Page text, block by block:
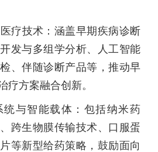
疗技术：涵盖早期疾病诊断
发与多组学分析、人工智能
、伴随诊断产品等，推动早
疗方案融合创新。
统与智能载体：包括纳米药
跨生物膜传输技术、口服蛋
等新型给药策略，鼓励面向